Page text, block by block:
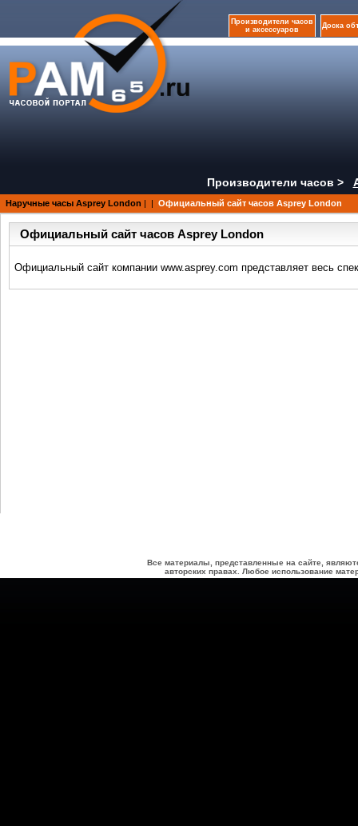
Производители часов
и аксессуаров
Доска
Производители часов >
Наручные часы Asprey London | | Официальный сайт часов Asprey London
Официальный сайт часов Asprey London
Официальный сайт компании www.asprey.com представляет весь
Все материалы, представленные на сайте,
авторских правах. Любое использование